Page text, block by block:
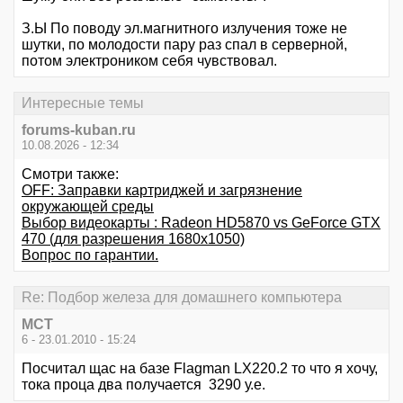
З.Ы По поводу эл.магнитного излучения тоже не
шутки, по молодости пару раз спал в серверной,
потом электроником себя чувствовал.
Интересные темы
forums-kuban.ru
10.08.2026 - 12:34
Смотри также:
OFF: Заправки картриджей и загрязнение
окружающей среды
Выбор видеокарты : Radeon HD5870 vs GeForce GTX
470 (для разрешения 1680х1050)
Вопрос по гарантии.
Re: Подбор железа для домашнего компьютера
MCT
6 - 23.01.2010 - 15:24
Посчитал щас на базе Flagman LX220.2 то что я хочу,
тока проца два получается 3290 у.е.